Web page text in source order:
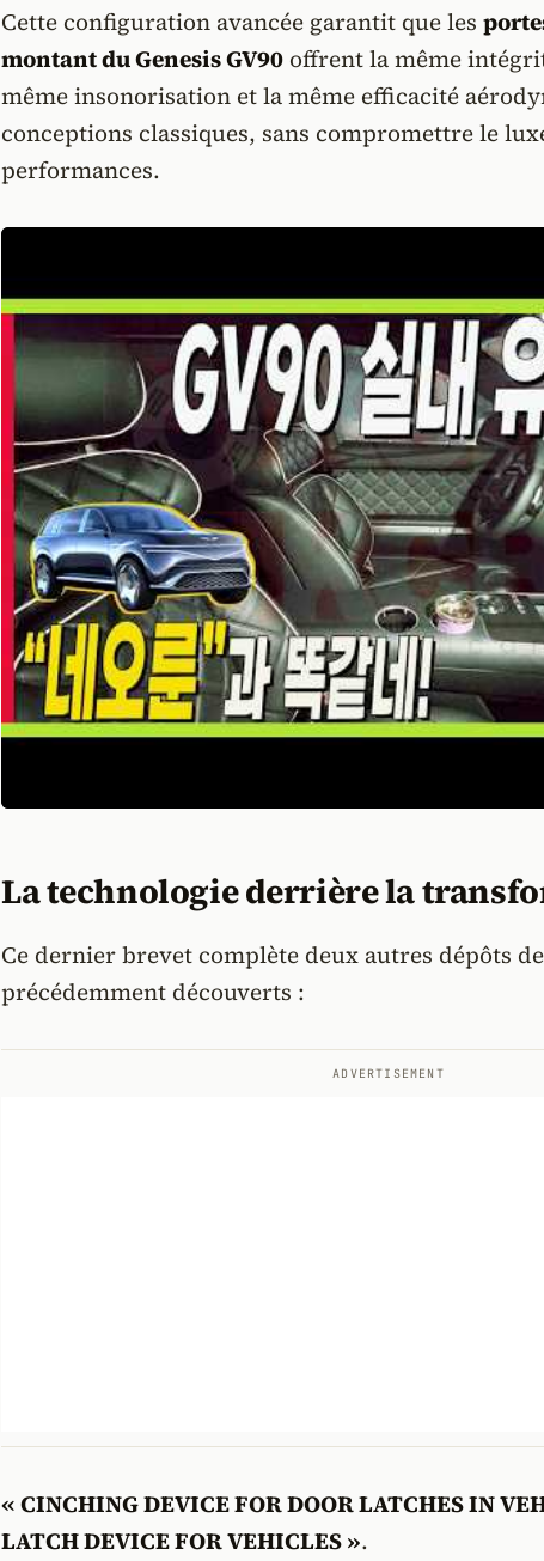
Cette configuration avancée garantit que les
montant du Genesis GV90 offrent la même
même insonorisation et la même efficacité
conceptions classiques, sans compromettre le
performances.
La technologie derrière la
Ce dernier brevet complète deux autres dépôts
précédemment découverts :
ADVERTISEMENT
« CINCHING DEVICE FOR DOOR LATCHES IN
LATCH DEVICE FOR VEHICLES ».